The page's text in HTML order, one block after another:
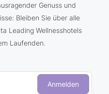
Genuss und
Bleiben Sie über alle
Leading Wellnesshotels
Laufenden.
Anmelden